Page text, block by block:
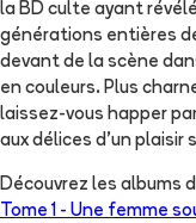
la BD culte ayant
générations entières
devant de la scène
en couleurs. Plus
laissez-vous happer
aux délices d'un plaisir
Découvrez les albums
Tome 1 - Une femme